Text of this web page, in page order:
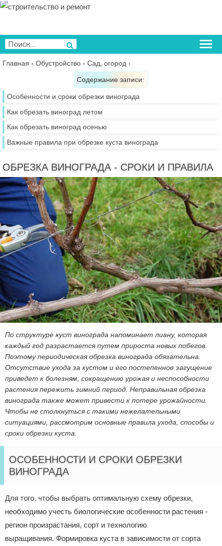
Перейти
содержимому
Искать:
Поиск
Главная › Обустройство › Сад, огород ›
Содержание записи:
Особенности и сроки обрезки винограда
Как обрезать виноград летом
Как обрезать виноград осенью
Важные правила при обрезке куста винограда
ОБРЕЗКА ВИНОГРАДА - СРОКИ И ПРАВИЛА
По структуре куст винограда напоминает лиану, которая
каждый год разрастается путем прироста новых побегов.
Поэтому периодическая обрезка винограда обязательна.
Отсутствие ухода за кустом и его постепенное загущение
приведет к болезням, сокращению урожая и неспособности
растения пережить зимний период. Неправильная обрезка
винограда также может привести к потере урожайности.
Чтобы не столкнуться с такими нежелательными
ситуациями, рассмотрим основные правила ухода, способы и
сроки обрезки куста.
ОСОБЕННОСТИ И СРОКИ ОБРЕЗКИ
ВИНОГРАДА
Для того, чтобы выбрать оптимальную схему обрезки,
необходимо учесть биологические особенности растения -
регион произрастания, сорт и технологию
выращивания. Формировка куста в зависимости от сорта